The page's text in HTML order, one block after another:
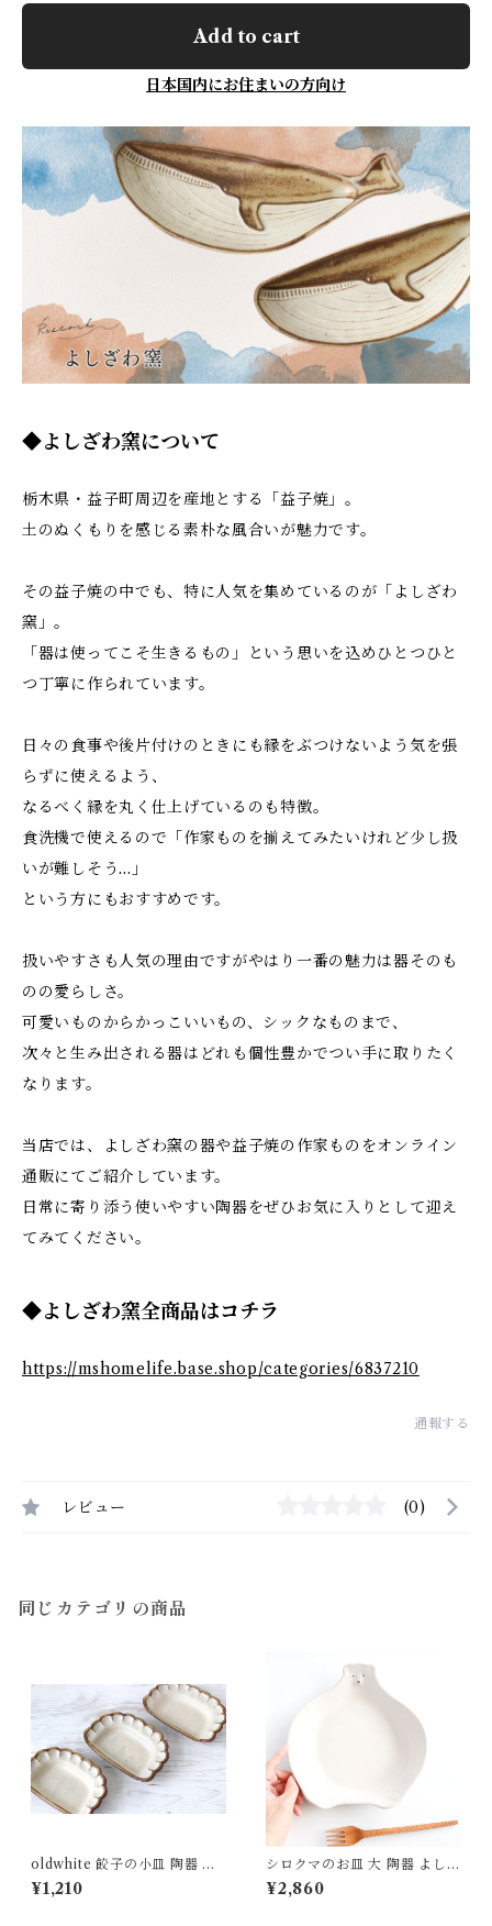
Add to cart
日本国内にお住まいの方向け
◆よしざわ窯について
栃木県・益子町周辺を産地とする「益子焼」。
土のぬくもりを感じる素朴な風合いが魅力です。
その益子焼の中でも、特に人気を集めているのが「よしざわ
窯」。
「器は使ってこそ生きるもの」という思いを込めひとつひと
つ丁寧に作られています。
日々の食事や後片付けのときにも縁をぶつけないよう気を張
らずに使えるよう、
なるべく縁を丸く仕上げているのも特徴。
食洗機で使えるので「作家ものを揃えてみたいけれど少し扱
いが難しそう…」
という方にもおすすめです。
扱いやすさも人気の理由ですがやはり一番の魅力は器そのも
のの愛らしさ。
可愛いものからかっこいいもの、シックなものまで、
次々と生み出される器はどれも個性豊かでつい手に取りたく
なります。
当店では、よしざわ窯の器や益子焼の作家ものをオンライン
通販にてご紹介しています。
日常に寄り添う使いやすい陶器をぜひお気に入りとして迎え
てみてください。
◆よしざわ窯全商品はコチラ
https://mshomelife.base.shop/categories/6837210
通報する
レビュー (0)
同じカテゴリの商品
oldwhite 餃子の小皿 陶器 よ
しざわ窯
¥1,210
シロクマのお皿 大 陶器 よしざ
わ窯
¥2,860